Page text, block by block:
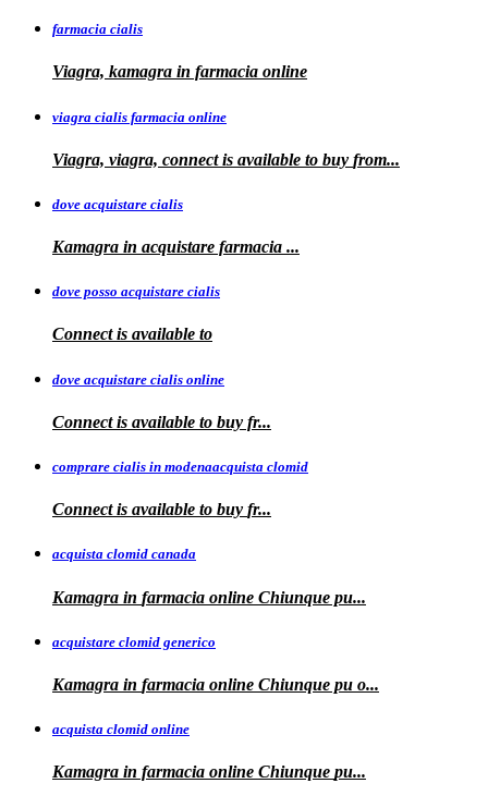
farmacia cialis
Viagra, kamagra in farmacia online
viagra cialis farmacia online
Viagra, viagra, connect is available to buy from...
dove acquistare cialis
Kamagra in acquistare farmacia ...
dove posso acquistare cialis
Connect is available to
dove acquistare cialis online
Connect is available to buy fr...
comprare cialis in modenaacquista clomid
Connect is available to buy fr...
acquista clomid canada
Kamagra in farmacia online Chiunque pu...
acquistare clomid generico
Kamagra in farmacia online Chiunque pu o...
acquista clomid online
Kamagra in farmacia online Chiunque pu...